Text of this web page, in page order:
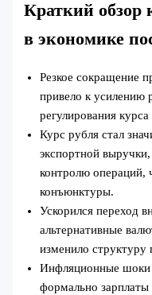
Краткий обзор
в экономике
Резкое сокращение
привело к усилению
регулирования
Курс рубля стал
экспортной
контролю операций,
конъюнктуры.
Ускорился переход
альтернативные
изменило структуру
Инфляционные шоки
формально зарплаты